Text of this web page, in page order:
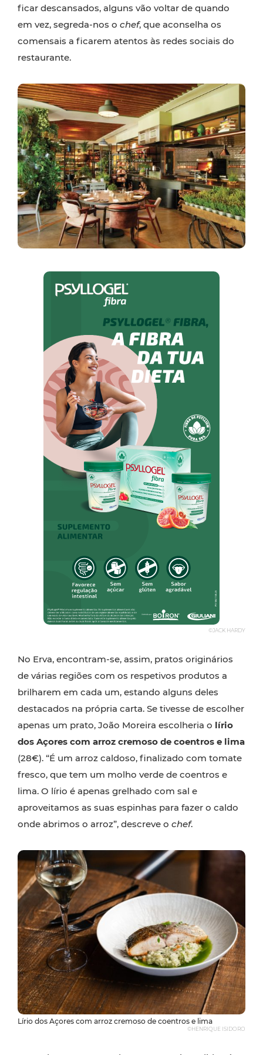
ficar descansados, alguns vão voltar de quando
em vez, segreda-nos o chef, que aconselha os
comensais a ficarem atentos às redes sociais do
restaurante.
©JACK HARDY
No Erva, encontram-se, assim, pratos originários
de várias regiões com os respetivos produtos a
brilharem em cada um, estando alguns deles
destacados na própria carta. Se tivesse de escolher
apenas um prato, João Moreira escolheria o lírio
dos Açores com arroz cremoso de coentros e lima
(28€). “É um arroz caldoso, finalizado com tomate
fresco, que tem um molho verde de coentros e
lima. O lírio é apenas grelhado com sal e
aproveitamos as suas espinhas para fazer o caldo
onde abrimos o arroz”, descreve o chef.
Lírio dos Açores com arroz cremoso de coentros e lima
©HENRIQUE ISIDORO